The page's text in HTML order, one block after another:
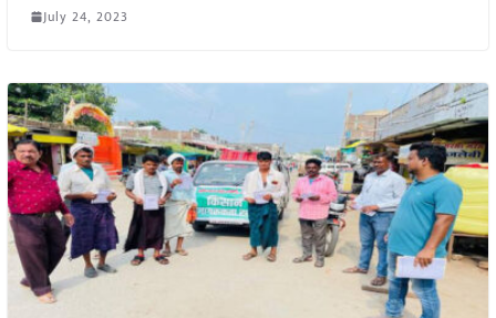
July 24, 2023